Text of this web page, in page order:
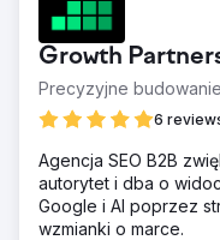
Growth
Precyzyjne
6
Agencja SEO B2B
autorytet i dba o
Google i AI poprzez
wzmianki o marce.